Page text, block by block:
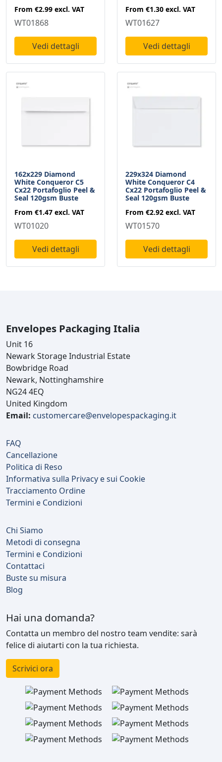
From €2.99 excl. VAT
WT01868
Vedi dettagli
From €1.30 excl. VAT
WT01627
Vedi dettagli
162x229 Diamond
White Conqueror C5
Cx22 Portafoglio Peel &
Seal 120gsm Buste
From €1.47 excl. VAT
WT01020
Vedi dettagli
229x324 Diamond
White Conqueror C4
Cx22 Portafoglio Peel &
Seal 120gsm Buste
From €2.92 excl. VAT
WT01570
Vedi dettagli
Envelopes Packaging Italia
Unit 16
Newark Storage Industrial Estate
Bowbridge Road
Newark, Nottinghamshire
NG24 4EQ
United Kingdom
Email: customercare@envelopespackaging.it
FAQ
Cancellazione
Politica di Reso
Informativa sulla Privacy e sui Cookie
Tracciamento Ordine
Termini e Condizioni
Chi Siamo
Metodi di consegna
Termini e Condizioni
Contattaci
Buste su misura
Blog
Hai una domanda?
Contatta un membro del nostro team vendite: sarà
felice di aiutarti con la tua richiesta.
Scrivici ora